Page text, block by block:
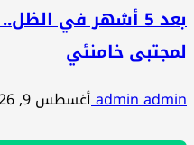
بعد 5 أشهر في
لمجتبى خامنئي
admin adminأغسطس 9, 2026